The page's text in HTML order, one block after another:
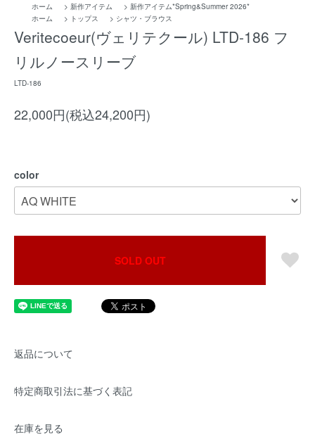
ホーム
> 新作アイテム > 新作アイテム*Spring&Summer 2026*
ホーム
> トップス > シャツ・ブラウス
Veritecoeur(ヴェリテクール) LTD-186 フ
リルノースリーブ
LTD-186
22,000円(税込24,200円)
color
SOLD OUT
返品について
特定商取引法に基づく表記
在庫を見る